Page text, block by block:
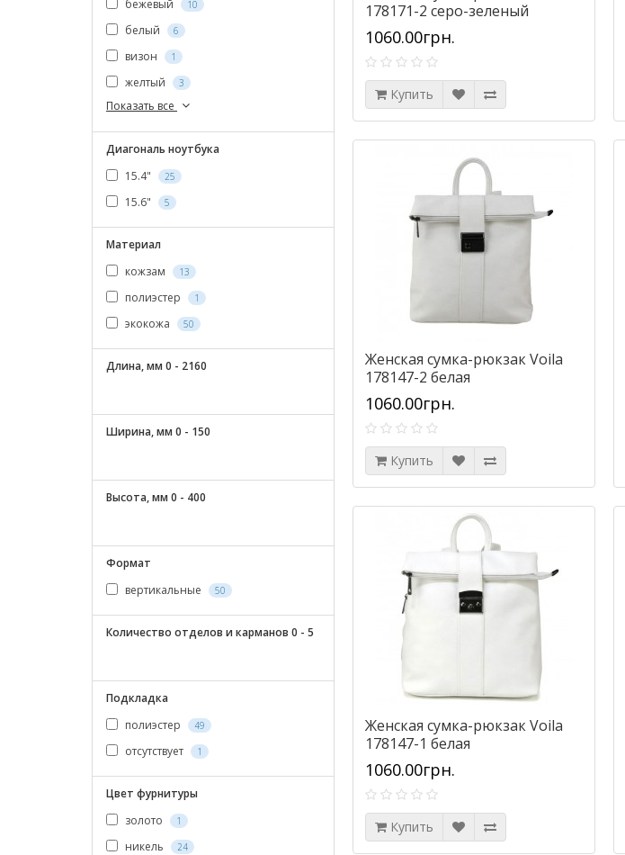
бежевый 10
белый 6
визон 1
желтый 3
Показать все
Диагональ ноутбука
15.4"
25
15.6" 5
Материал
кожзам
13
полиэстер 1
экокожа 50
Длина, мм 0 - 2160
Ширина, мм 0 - 150
Высота, мм 0 - 400
Формат
вертикальные
50
Количество отделов и карманов 0 - 5
Подкладка
полиэстер
49
отсутствует 1
Цвет фурнитуры
золото
1
никель 24
178171-2 серо-зеленый
1060.00грн.
Купить
Женская сумка-рюкзак Voila
178147-2 белая
1060.00грн.
Купить
Женская сумка-рюкзак Voila
178147-1 белая
1060.00грн.
Купить